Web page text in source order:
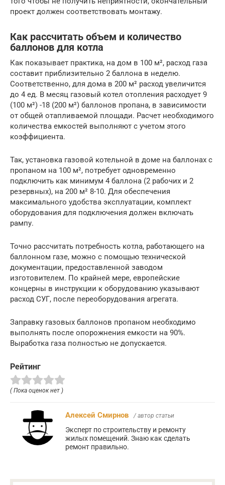
проект должен соответствовать монтажу.
Как рассчитать объем и количество
баллонов для котла
Как показывает практика, на дом в 100 м², расход газа
составит приблизительно 2 баллона в неделю.
Соответственно, для дома в 200 м² расход увеличится
до 4 ед. В месяц газовый котел отопления расходует 9
(100 м²) -18 (200 м²) баллонов пропана, в зависимости
от общей отапливаемой площади. Расчет необходимого
количества емкостей выполняют с учетом этого
коэффициента.
Так, установка газовой котельной в доме на баллонах с
пропаном на 100 м², потребует одновременно
подключить как минимум 4 баллона (2 рабочих и 2
резервных), на 200 м² 8-10. Для обеспечения
максимального удобства эксплуатации, комплект
оборудования для подключения должен включать
рампу.
Точно рассчитать потребность котла, работающего на
баллонном газе, можно с помощью технической
документации, предоставленной заводом
изготовителем. По крайней мере, европейские
концерны в инструкции к оборудованию указывают
расход СУГ, после переоборудования агрегата.
Заправку газовых баллонов пропаном необходимо
выполнять после опорожнения емкости на 90%.
Выработка газа полностью не допускается.
Рейтинг
( Пока оценок нет )
Алексей Смирнов / автор статьи
Эксперт по строительству и ремонту
жилых помещений. Знаю как сделать
ремонт правильно.